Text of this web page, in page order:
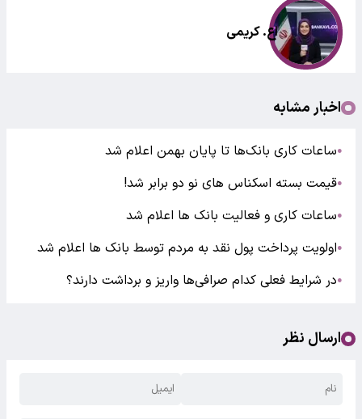
اع. کریمی
اخبار مشابه
●ساعات کاری بانک‌ها تا پایان بهمن اعلام شد
●قیمت بسته‌ اسکناس های نو دو برابر شد!
●ساعات کاری و فعالیت بانک ها اعلام شد
●اولویت پرداخت پول نقد به مردم توسط بانک ها اعلام شد
●در شرایط فعلی کدام صرافی‌ها واریز و برداشت دارند؟
ارسال نظر